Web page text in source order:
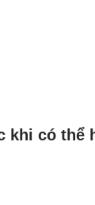
khi có thể